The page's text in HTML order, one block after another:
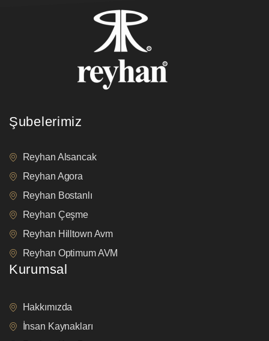
Şubelerimiz
Reyhan Alsancak
Reyhan Agora
Reyhan Bostanlı
Reyhan Çeşme
Reyhan Hilltown Avm
Reyhan Optimum AVM
Kurumsal
Hakkımızda
İnsan Kaynakları